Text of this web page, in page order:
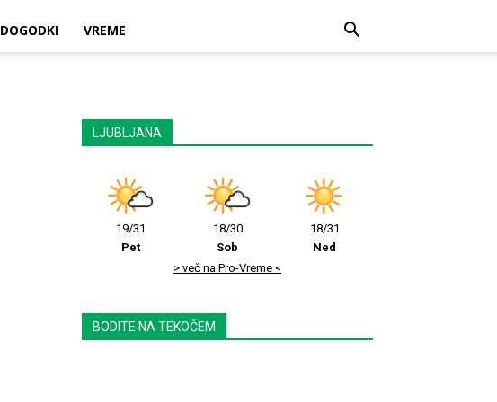
DOGODKI VREME
LJUBLJANA
19/31
Pet
18/30
Sob
18/31
Ned
> več na Pro-Vreme <
BODITE NA TEKOČEM